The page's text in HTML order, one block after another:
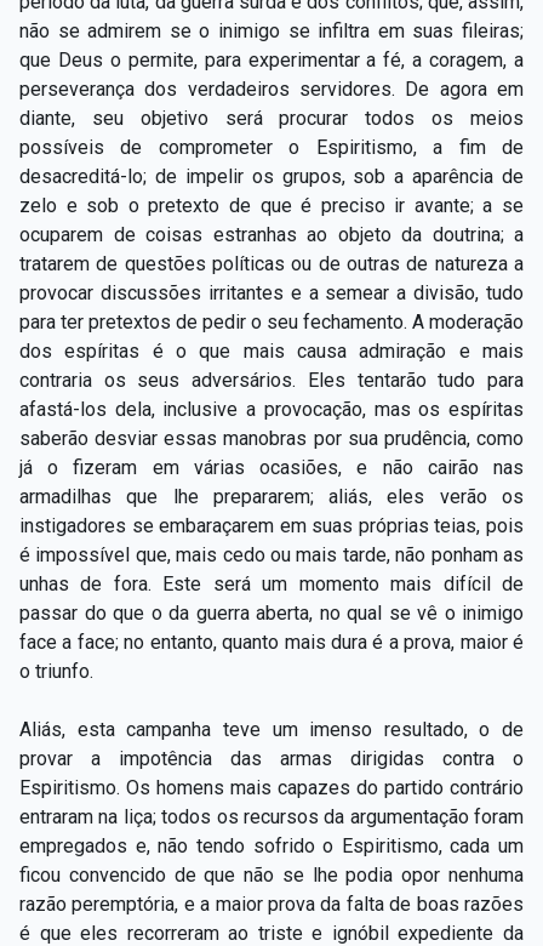
não se admirem se o inimigo se infiltra em suas fileiras;
que Deus o permite, para experimentar a fé, a coragem, a
perseverança dos verdadeiros servidores. De agora em
diante, seu objetivo será procurar todos os meios
possíveis de comprometer o Espiritismo, a fim de
desacreditá-lo; de impelir os grupos, sob a aparência de
zelo e sob o pretexto de que é preciso ir avante; a se
ocuparem de coisas estranhas ao objeto da doutrina; a
tratarem de questões políticas ou de outras de natureza a
provocar discussões irritantes e a semear a divisão, tudo
para ter pretextos de pedir o seu fechamento. A moderação
dos espíritas é o que mais causa admiração e mais
contraria os seus adversários. Eles tentarão tudo para
afastá-los dela, inclusive a provocação, mas os espíritas
saberão desviar essas manobras por sua prudência, como
já o fizeram em várias ocasiões, e não cairão nas
armadilhas que lhe prepararem; aliás, eles verão os
instigadores se embaraçarem em suas próprias teias, pois
é impossível que, mais cedo ou mais tarde, não ponham as
unhas de fora. Este será um momento mais difícil de
passar do que o da guerra aberta, no qual se vê o inimigo
face a face; no entanto, quanto mais dura é a prova, maior é
o triunfo.
Aliás, esta campanha teve um imenso resultado, o de
provar a impotência das armas dirigidas contra o
Espiritismo. Os homens mais capazes do partido contrário
entraram na liça; todos os recursos da argumentação foram
empregados e, não tendo sofrido o Espiritismo, cada um
ficou convencido de que não se lhe podia opor nenhuma
razão peremptória, e a maior prova da falta de boas razões
é que eles recorreram ao triste e ignóbil expediente da